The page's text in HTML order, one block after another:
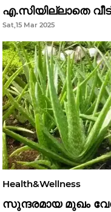
എ.സിയില്ലാതെ
Sat,15 Mar 2025
Health&Wellness
സുന്ദരമായ മുഖം